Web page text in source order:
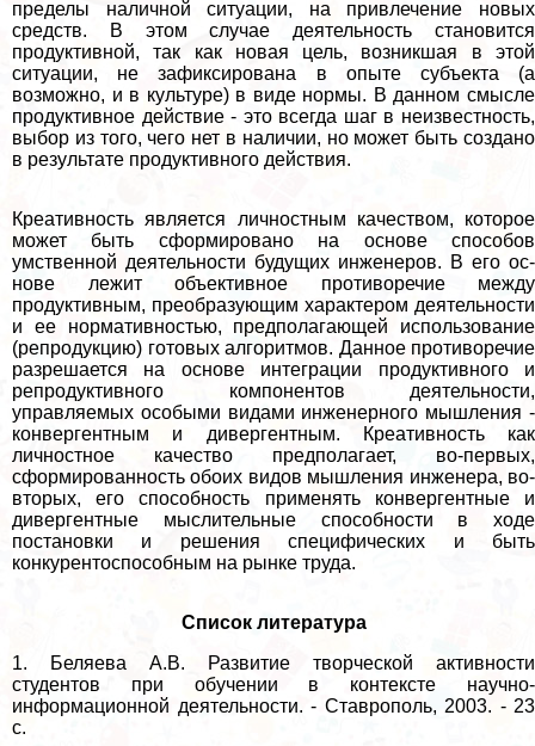
пределы наличной си­туации, на привлечение новых
средств. В этом случае деятельность становится
продуктивной, так как новая цель, возник­шая в этой
ситуации, не зафиксирована в опыте субъекта (а
возможно, и в культуре) в виде нормы. В данном смысле
продуктивное действие - это все­гда шаг в неизвестность,
выбор из того, чего нет в наличии, но может быть создано
в результате продуктивного действия.
Креативность яв­ляется личностным качеством, которое
может быть сформировано на основе способов
умственной деятельности будущих инженеров. В его ос­
нове лежит объективное противоречие между
продуктивным, преобразую­щим хаpaктером деятельности
и ее нормативностью, предполагающей использование
(репродукцию) готовых алгоритмов. Данное противоречие
разрешается на основе интеграции продуктивного и
репродук­тивного компонентов деятельности,
управляемых особыми видами инженерного мышле­ния -
конвергентным и дивергентным. Креативность как
личностное качест­во предполагает, во-первых,
сформированность обоих видов мышления инженера, во-
вторых, его способность применять конвергентные и
дивергентные мыслительные способности в ходе
постановки и решения специфических и быть
конкурентоспособным на рынке труда.
Список литература
1. Беляева А.В. Развитие творческой активности
студентов при обуче­нии в контексте научно-
информационной деятельности. - Ставрополь, 2003. - 23
с.